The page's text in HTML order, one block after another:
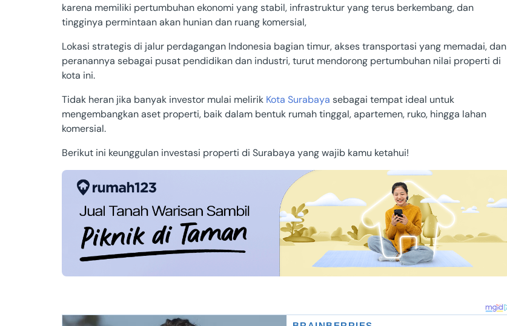
Papua Barat
Gorontalo
Maluku
KPR Bank OCBC NISP Syariah
KPR Bank BTN Syariah
KPR Bank Mandiri Syariah
KPR Bank BNI Syariah
KPR Bank Jatim Syariah
KPR Bank Mega Syariah
KPR Bank Panin Dubai Syariah
KPR Dana Syariah
KPR Bank DKI
karena memiliki pertumbuhan ekonomi yang stabil, infrastruktur yang terus berkembang, dan
tingginya permintaan akan hunian dan ruang komersial,
Lokasi strategis di jalur perdagangan Indonesia bagian timur, akses transportasi yang memadai, dan
peranannya sebagai pusat pendidikan dan industri, turut mendorong pertumbuhan nilai properti di
kota ini.
Tidak heran jika banyak investor mulai melirik Kota Surabaya sebagai tempat ideal untuk
mengembangkan aset properti, baik dalam bentuk rumah tinggal, apartemen, ruko, hingga lahan
komersial.
Berikut ini keunggulan investasi properti di Surabaya yang wajib kamu ketahui!